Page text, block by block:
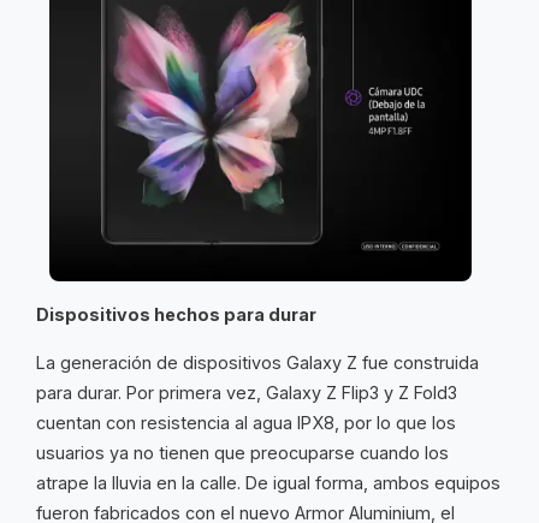
Dispositivos hechos para durar
La generación de dispositivos Galaxy Z fue construida
para durar. Por primera vez, Galaxy Z Flip3 y Z Fold3
cuentan con resistencia al agua IPX8, por lo que los
usuarios ya no tienen que preocuparse cuando los
atrape la lluvia en la calle. De igual forma, ambos equipos
fueron fabricados con el nuevo Armor Aluminium, el